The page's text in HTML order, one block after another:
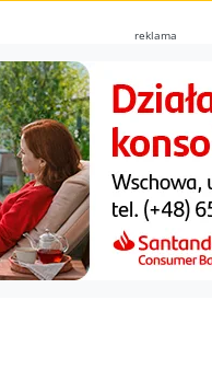
reklama